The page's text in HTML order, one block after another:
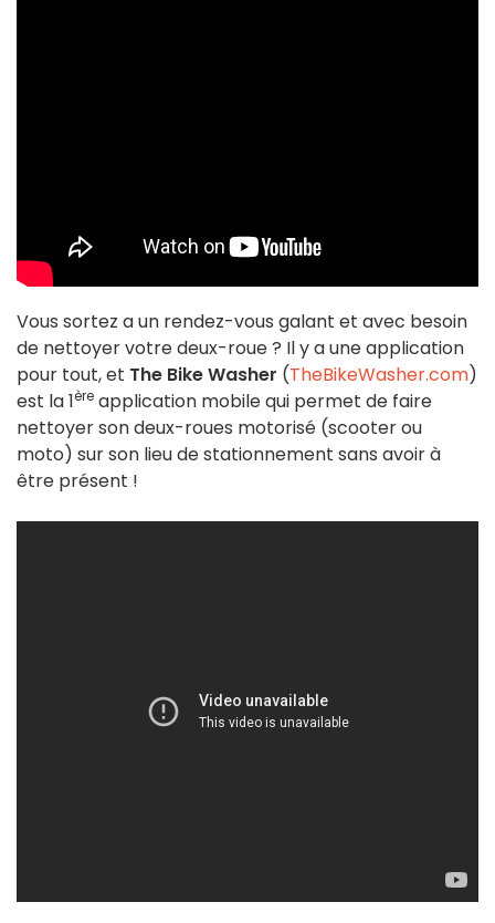
Vous sortez a un rendez-vous galant et avec besoin
de nettoyer votre deux-roue ? Il y a une application
pour tout, et The Bike Washer (TheBikeWasher.com)
est la 1ère application mobile qui permet de faire
nettoyer son deux-roues motorisé (scooter ou
moto) sur son lieu de stationnement sans avoir à
être présent !